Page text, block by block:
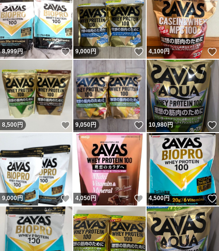
8,999円 いいね！
9,000円 いいね！
4,100円
8,500円 いいね！
9,050円 いいね！
10,980円
9,000円 いいね！
4,050円 いいね！
4,500円